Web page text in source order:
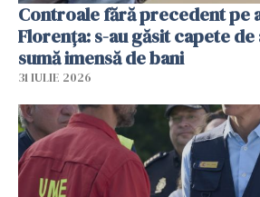
Controale fără precedent pe
Florența: s-au găsit capete
sumă imensă de bani
31 IULIE 2026